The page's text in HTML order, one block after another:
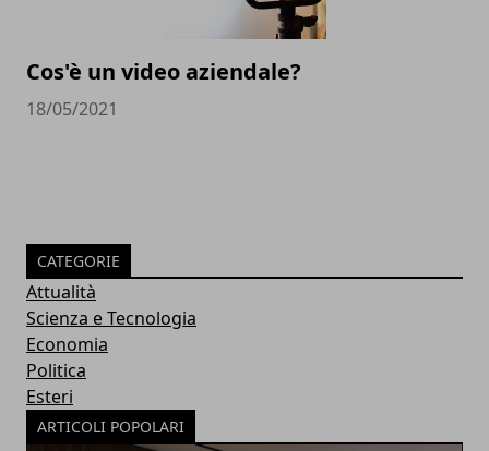
Cos'è un video aziendale?
18/05/2021
CATEGORIE
Attualità
Scienza e Tecnologia
Economia
Politica
Esteri
ARTICOLI POPOLARI